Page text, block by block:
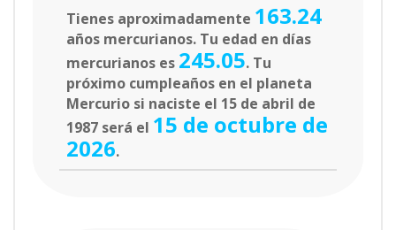
Tienes aproximadamente 163.24
años mercurianos. Tu edad en días
mercurianos es 245.05. Tu
próximo cumpleaños en el planeta
Mercurio si naciste el 15 de abril de
1987 será el 15 de octubre de
2026.